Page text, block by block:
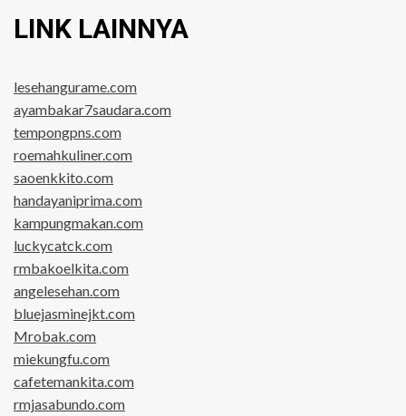
LINK LAINNYA
lesehangurame.com
ayambakar7saudara.com
tempongpns.com
roemahkuliner.com
saoenkkito.com
handayaniprima.com
kampungmakan.com
luckycatck.com
rmbakoelkita.com
angelesehan.com
bluejasminejkt.com
Mrobak.com
miekungfu.com
cafetemankita.com
rmjasabundo.com